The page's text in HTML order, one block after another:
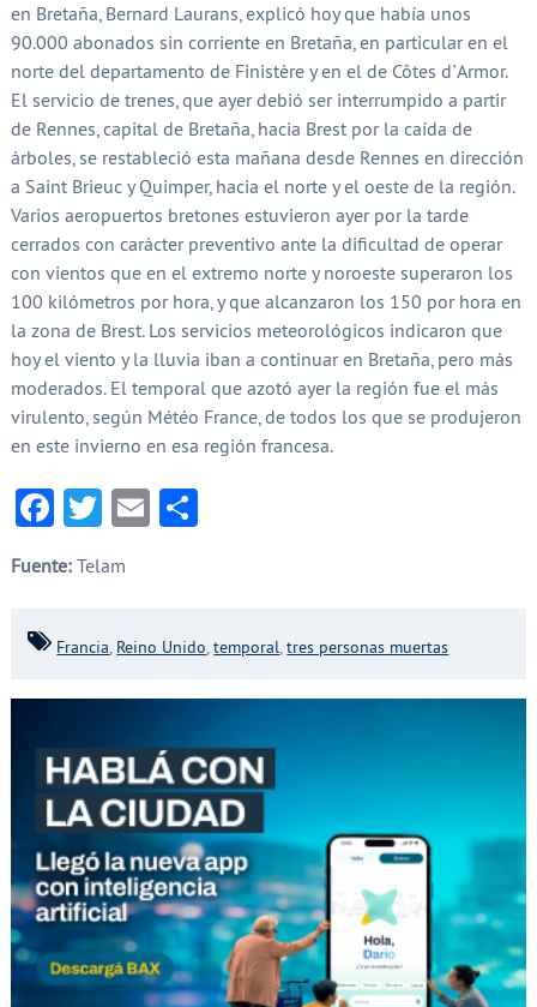
en Bretaña, Bernard Laurans, explicó hoy que había unos
90.000 abonados sin corriente en Bretaña, en particular en el
norte del departamento de Finistère y en el de Côtes d`Armor.
El servicio de trenes, que ayer debió ser interrumpido a partir
de Rennes, capital de Bretaña, hacia Brest por la caída de
árboles, se restableció esta mañana desde Rennes en dirección
a Saint Brieuc y Quimper, hacia el norte y el oeste de la región.
Varios aeropuertos bretones estuvieron ayer por la tarde
cerrados con carácter preventivo ante la dificultad de operar
con vientos que en el extremo norte y noroeste superaron los
100 kilómetros por hora, y que alcanzaron los 150 por hora en
la zona de Brest. Los servicios meteorológicos indicaron que
hoy el viento y la lluvia iban a continuar en Bretaña, pero más
moderados. El temporal que azotó ayer la región fue el más
virulento, según Météo France, de todos los que se produjeron
en este invierno en esa región francesa.
Facebook
Twitter
EmailCompartir
Fuente:Telam
Francia, Reino Unido,temporal,tres personas muertas